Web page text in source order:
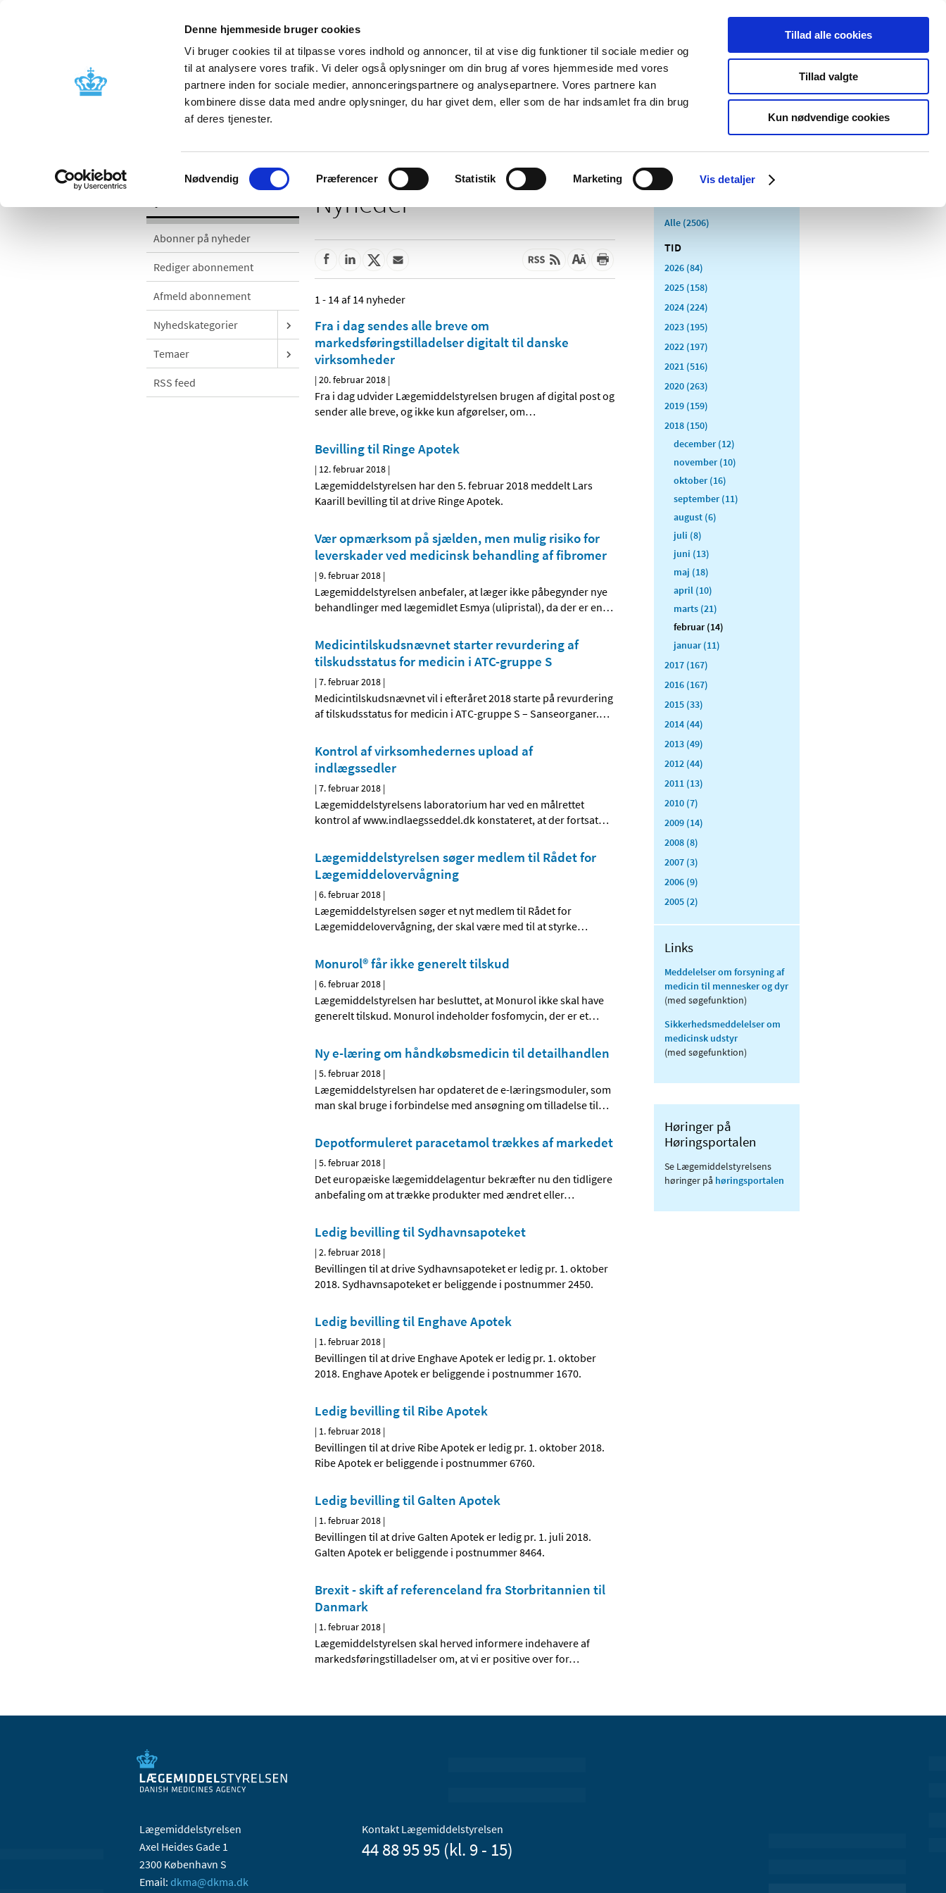
Denne hjemmeside bruger cookies
Vi bruger cookies til at tilpasse vores indhold og annoncer, til at vise dig funktioner til sociale medier og
til at analysere vores trafik. Vi deler også oplysninger om din brug af vores hjemmeside med vores
partnere inden for sociale medier, annonceringspartnere og analysepartnere. Vores partnere kan
kombinere disse data med andre oplysninger, du har givet dem, eller som de har indsamlet fra din brug
af deres tjenester.
Samtykkevalg
Nødvendig Præferencer Statistik Marketing Vis detaljer
Tillad alle cookies
Tillad valgte
Kun nødvendige cookies
Nyheder Om os Kontakt Udgivelser
Godkendelse og
Bivirkninger og
produktinformation
Tilskud og
Apoteker og salg af
Medicinsk
Særlige
produktområder
Abonner på nyheder
Rediger abonnement
Afmeld abonnement
Nyhedskategorier
Temaer
RSS feed
Nyheder
1 - 14 af 14 nyheder
Fra i dag sendes alle breve om
markedsføringstilladelser digitalt til danske
virksomheder
|20. februar 2018 |
Fra i dag udvider Lægemiddelstyrelsen brugen af digital post og
sender alle breve, og ikke kun afgørelser, om…
Bevilling til Ringe Apotek
| 12. februar 2018 |
Lægemiddelstyrelsen har den 5. februar 2018 meddelt Lars
Kaarill bevilling til at drive Ringe Apotek.
Vær opmærksom på sjælden, men mulig risiko for
leverskader ved medicinsk behandling af fibromer
|9. februar 2018 |
Lægemiddelstyrelsen anbefaler, at læger ikke påbegynder nye
behandlinger med lægemidlet Esmya (ulipristal), da der er en…
Medicintilskudsnævnet starter revurdering af
tilskudsstatus for medicin i ATC-gruppe S
|7. februar 2018 |
Medicintilskudsnævnet vil i efteråret 2018 starte på revurdering
af tilskudsstatus for medicin i ATC-gruppe S – Sanseorganer.…
Kontrol af virksomhedernes upload af
indlægssedler
|7. februar 2018 |
Lægemiddelstyrelsens laboratorium har ved en målrettet
kontrol af www.indlaegsseddel.dk konstateret, at der fortsat…
Lægemiddelstyrelsen søger medlem til Rådet for
Lægemiddelovervågning
|6. februar 2018 |
Lægemiddelstyrelsen søger et nyt medlem til Rådet for
Lægemiddelovervågning, der skal være med til at styrke…
Monurol® får ikke generelt tilskud
|6. februar 2018 |
Lægemiddelstyrelsen har besluttet, at Monurol ikke skal have
generelt tilskud. Monurol indeholder fosfomycin, der er et…
Ny e-læring om håndkøbsmedicin til detailhandlen
|5. februar 2018 |
Lægemiddelstyrelsen har opdateret de e-læringsmoduler, som
man skal bruge i forbindelse med ansøgning om tilladelse til…
Depotformuleret paracetamol trækkes af markedet
|5. februar 2018 |
Det europæiske lægemiddelagentur bekræfter nu den tidligere
anbefaling om at trække produkter med ændret eller…
Ledig bevilling til Sydhavnsapoteket
|2. februar 2018 |
Bevillingen til at drive Sydhavnsapoteket er ledig pr. 1. oktober
2018. Sydhavnsapoteket er beliggende i postnummer 2450.
Ledig bevilling til Enghave Apotek
| 1. februar 2018 |
Bevillingen til at drive Enghave Apotek er ledig pr. 1. oktober
2018. Enghave Apotek er beliggende i postnummer 1670.
Ledig bevilling til Ribe Apotek
| 1. februar 2018 |
Bevillingen til at drive Ribe Apotek er ledig pr. 1. oktober 2018.
Ribe Apotek er beliggende i postnummer 6760.
Ledig bevilling til Galten Apotek
| 1. februar 2018 |
Bevillingen til at drive Galten Apotek er ledig pr. 1. juli 2018.
Galten Apotek er beliggende i postnummer 8464.
Brexit - skift af referenceland fra Storbritannien til
Danmark
| 1. februar 2018 |
Lægemiddelstyrelsen skal herved informere indehavere af
markedsføringstilladelser om, at vi er positive over for…
Alle (2506)
TID
2026 (84)
2025 (158)
2024 (224)
2023 (195)
2022 (197)
2021 (516)
2020 (263)
2019 (159)
2018 (150)
december (12)
november (10)
oktober (16)
september (11)
august (6)
juli (8)
juni (13)
maj (18)
april (10)
marts (21)
februar (14)
januar (11)
2017 (167)
2016 (167)
2015 (33)
2014 (44)
2013 (49)
2012 (44)
2011 (13)
2010 (7)
2009 (14)
2008 (8)
2007 (3)
2006 (9)
2005 (2)
Links
Meddelelser om forsyning af
medicin til mennesker og dyr
(med søgefunktion)
Sikkerhedsmeddelelser om
medicinsk udstyr
(med søgefunktion)
Høringer på
Høringsportalen
Se Lægemiddelstyrelsens
høringer på høringsportalen
Lægemiddelstyrelsen
Axel Heides Gade 1
2300 København S
Email: dkma@dkma.dk
Kontakt Lægemiddelstyrelsen
44 88 95 95 (kl. 9 - 15)